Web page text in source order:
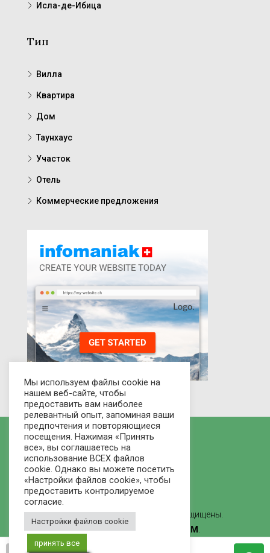
Исла-де-Ибица
Тип
Вилла
Квартира
Дом
Таунхаус
Участок
Отель
Коммерческие предложения
© 2021 Рынок домов - Все права защищены.
Сделано
ВЕБ-СТУДИЯ ЛВММ .
Мы используем файлы cookie на
нашем веб-сайте, чтобы
предоставить вам наиболее
релевантный опыт, запоминая ваши
предпочтения и повторяющиеся
посещения. Нажимая «Принять
все», вы соглашаетесь на
использование ВСЕХ файлов
cookie. Однако вы можете посетить
«Настройки файлов cookie», чтобы
предоставить контролируемое
согласие.
Настройки файлов cookie
принять все